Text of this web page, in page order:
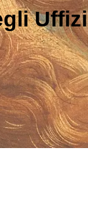
Uffizi